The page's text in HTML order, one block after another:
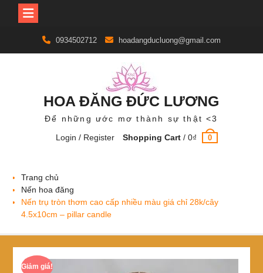
content
0934502712 hoadangducluong@gmail.com
HOA ĐĂNG ĐỨC LƯƠNG
Để những ước mơ thành sự thật <3
Login / Register
Shopping Cart /0₫ 0
Trang chủ
Nến hoa đăng
Nến trụ tròn thơm cao cấp nhiều màu giá chỉ 28k/cây
4.5x10cm – pillar candle
Giảm giá!